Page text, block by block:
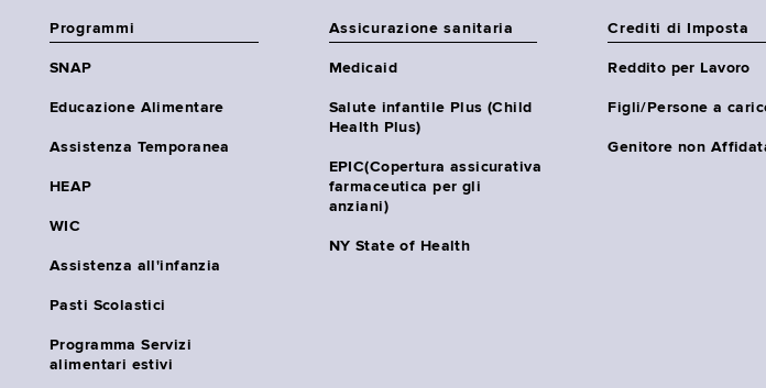
Programmi
SNAP
Educazione Alimentare
Assistenza Temporanea
HEAP
WIC
Assistenza all'infanzia
Pasti Scolastici
Programma Servizi
alimentari estivi
Assicurazione sanitaria
Medicaid
Salute infantile Plus (Child
Health Plus)
EPIC(Copertura assicurativa
farmaceutica per gli
anziani)
NY State of Health
Crediti di Imposta
Reddito per Lavoro
Figli/Persone a
Genitore non